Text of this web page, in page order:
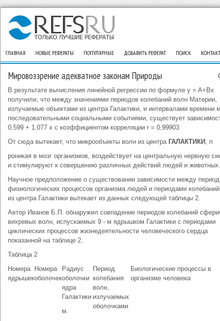
ГЛАВНАЯ НОВЫЕ РЕФЕРАТЫ ПОПУЛЯРНЫЕ ДОБАВИТЬ РЕФЕРАТ ПОИСК
Мировоззрение адекватное законам Природы
В результате вычисления линейной регрессии по формуле y = A+Bx
получили, что между значениями периодов колебаний волн Материи,
излучаемые объектами из центра Галактики, и интервалами времени
последовательными социальными событиями, существует
0,599 + 1,077 x с коэффициентом корреляции r = 0,99903
От сюда вытекает, что микрообъекты волн из центра ГАЛАКТИКИ , п
роникая в мозг организмов, воздействует на центральную нервную
и стимулируют к совершению различных действий людей и животных.
Научное предположение о существовании зависимости между
физиологических процессов организма людей и периодами
из центра Галактики вытекает из данных следующей таблицы 2.
Автор Иванов Б.П. обнаружил совпадение периодов колебаний
вихревых волн, испускаемых 9 - м ядрышком Галактики с периодами
циклических процессов жизнедеятельности человеческого сердца
показанной на таблице 2.
Таблица 2
Номера
ядрышек
Номера
оболочек
Радиус
оболочки
ядра
Галактики
м.
Период
колебания
волн,
излучаемых
оболочками
Биологические процессы в
организме человека